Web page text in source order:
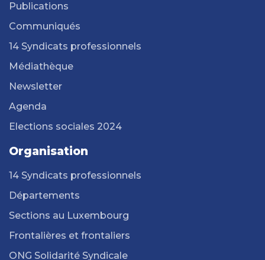
Publications
Communiqués
14 Syndicats professionnels
Médiathèque
Newsletter
Agenda
Elections sociales 2024
Organisation
14 Syndicats professionnels
Départements
Sections au Luxembourg
Frontalières et frontaliers
ONG Solidarité Syndicale